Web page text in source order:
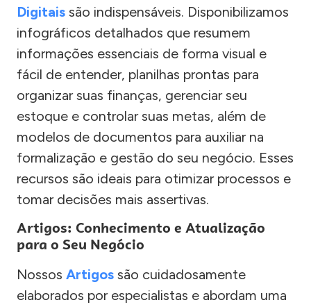
Digitais são indispensáveis. Disponibilizamos
infográficos detalhados que resumem
informações essenciais de forma visual e
fácil de entender, planilhas prontas para
organizar suas finanças, gerenciar seu
estoque e controlar suas metas, além de
modelos de documentos para auxiliar na
formalização e gestão do seu negócio. Esses
recursos são ideais para otimizar processos e
tomar decisões mais assertivas.
Artigos: Conhecimento e Atualização
para o Seu Negócio
Nossos Artigos são cuidadosamente
elaborados por especialistas e abordam uma